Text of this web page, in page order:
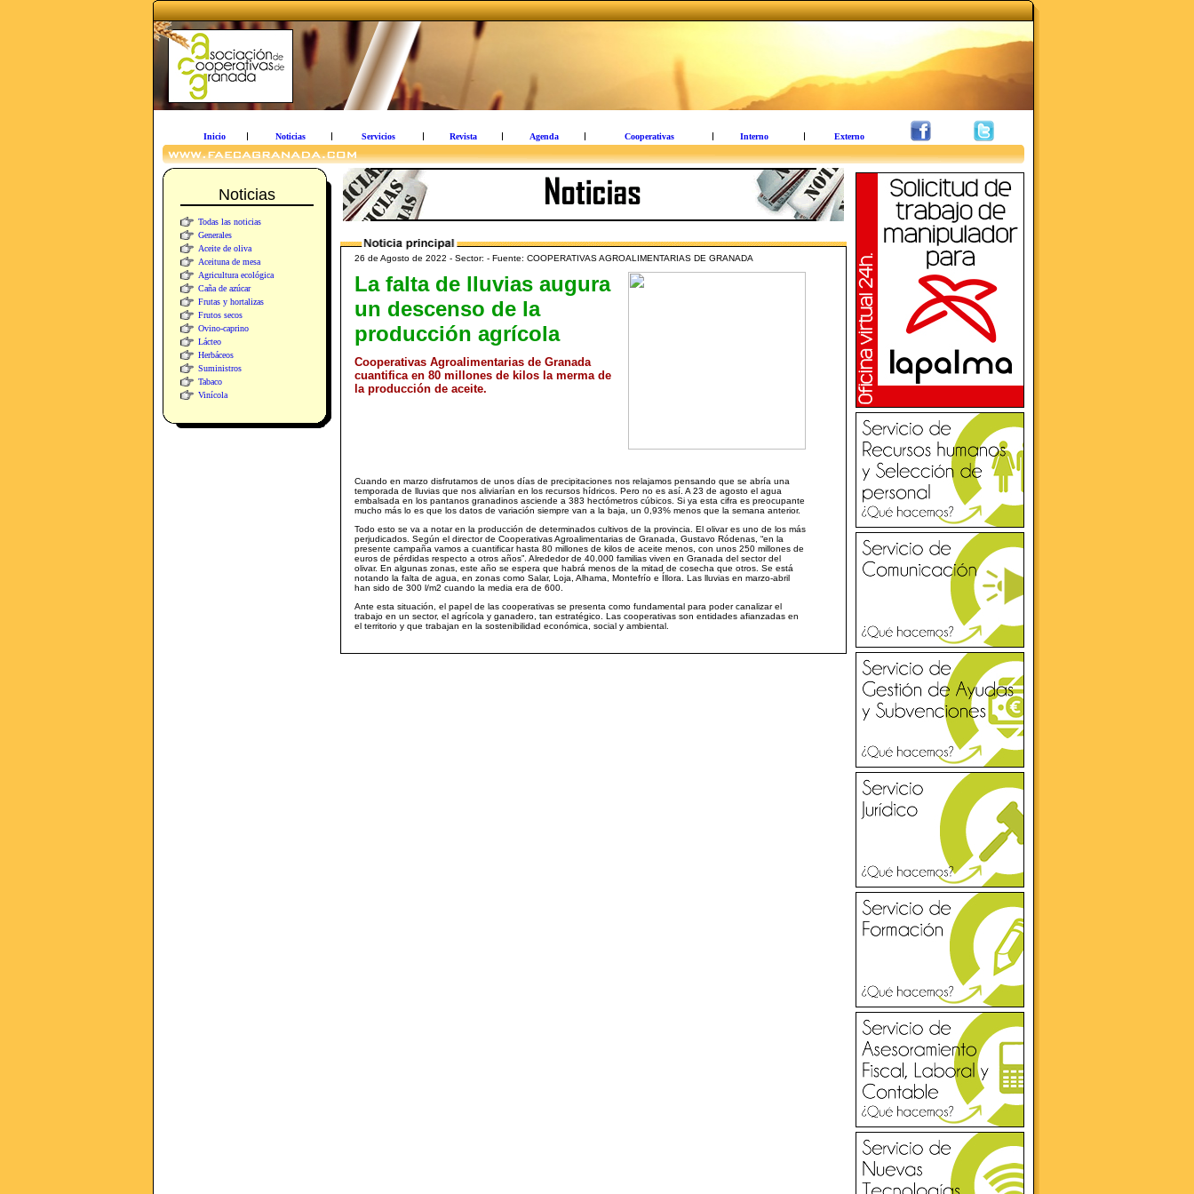
Inicio Noticias Servicios Revista Agenda Cooperativas Interno Externo
Noticias
Todas las noticias
Generales
Aceite de oliva
Aceituna de mesa
Agricultura ecológica
Caña de azúcar
Frutas y hortalizas
Frutos secos
Ovino-caprino
Lácteo
Herbáceos
Suministros
Tabaco
Vinícola
26 de Agosto de 2022 - Sector: - Fuente: COOPERATIVAS AGROALIMENTARIAS DE GRANADA
La falta de lluvias augura
un descenso de la
producción agrícola
Cooperativas Agroalimentarias de Granada
cuantifica en 80 millones de kilos la merma de
la producción de aceite.
Cuando en marzo disfrutamos de unos días de precipitaciones nos relajamos pensando que se abría una
temporada de lluvias que nos aliviarían en los recursos hídricos. Pero no es así. A 23 de agosto el agua
embalsada en los pantanos granadinos asciende a 383 hectómetros cúbicos. Si ya esta cifra es preocupante
mucho más lo es que los datos de variación siempre van a la baja, un 0,93% menos que la semana anterior.
Todo esto se va a notar en la producción de determinados cultivos de la provincia. El olivar es uno de los más
perjudicados. Según el director de Cooperativas Agroalimentarias de Granada, Gustavo Ródenas, “en la
presente campaña vamos a cuantificar hasta 80 millones de kilos de aceite menos, con unos 250 millones de
euros de pérdidas respecto a otros años”. Alrededor de 40.000 familias viven en Granada del sector del
olivar. En algunas zonas, este año se espera que habrá menos de la mitad de cosecha que otros. Se está
notando la falta de agua, en zonas como Salar, Loja, Alhama, Montefrío e Íllora. Las lluvias en marzo-abril
han sido de 300 l/m2 cuando la media era de 600.
Ante esta situación, el papel de las cooperativas se presenta como fundamental para poder canalizar el
trabajo en un sector, el agrícola y ganadero, tan estratégico. Las cooperativas son entidades afianzadas en
el territorio y que trabajan en la sostenibilidad económica, social y ambiental.